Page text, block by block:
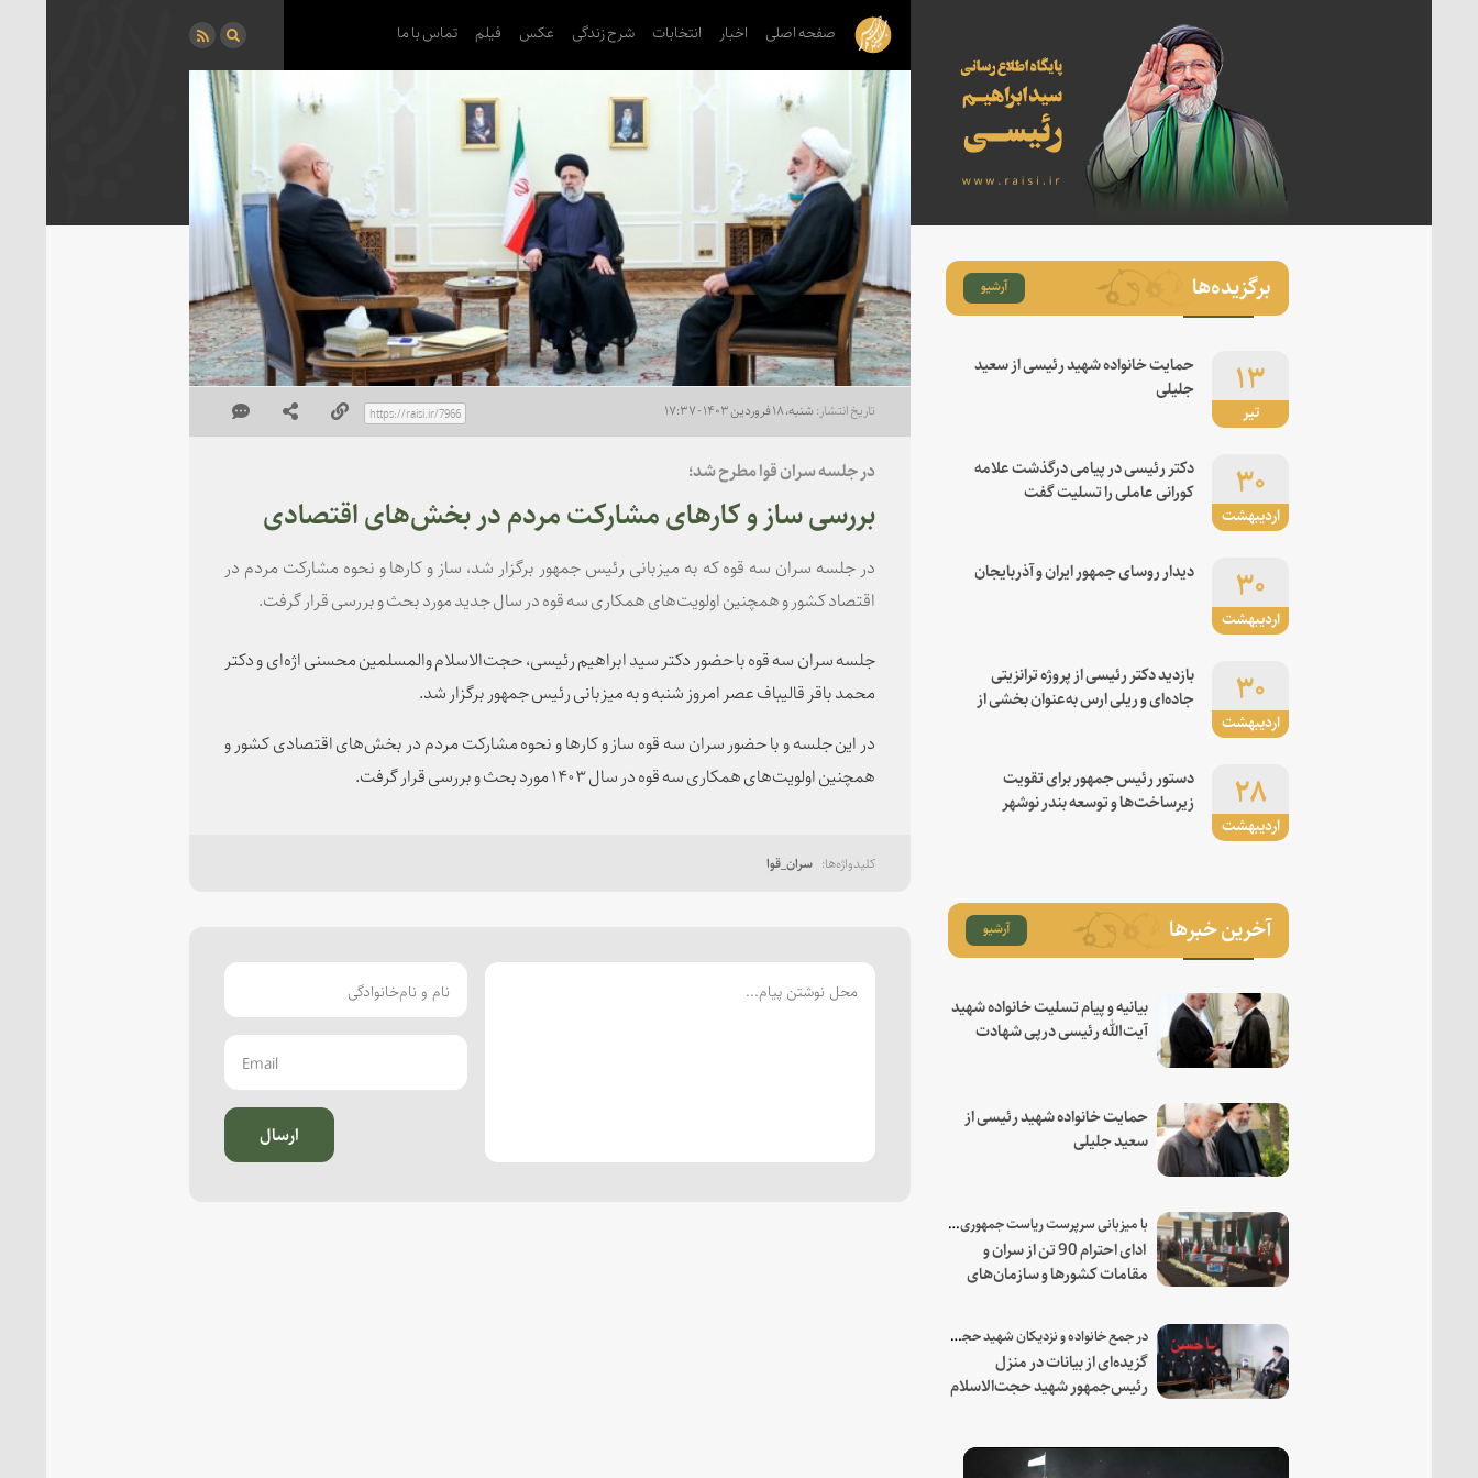
صفحه اصلی اخبار انتخابات شرح زندگی عکس فیلم تماس با ما
شنبه، ۱۸ فروردین ۱۴۰۳ - ۱۷:۳۷
در جلسه سران قوا مطرح شد؛
بررسی ساز و کارهای مشارکت مردم در بخش‌های اقتصادی
در جلسه سران سه قوه که به میزبانی رئیس جمهور برگزار شد، ساز و کارها و نحوه مشارکت مردم در
اقتصاد کشور و همچنین اولویت‌های همکاری سه قوه در سال جدید مورد بحث و بررسی قرار گرفت.
جلسه سران سه قوه با حضور دکتر سید ابراهیم رئیسی، حجت‌الاسلام والمسلمین محسنی اژه‌ای و دکتر
محمد باقر قالیباف عصر امروز شنبه و به میزبانی رئیس جمهور برگزار شد.
در این جلسه و با حضور سران سه قوه ساز و کارها و نحوه مشارکت مردم در بخش‌های اقتصادی کشور و
همچنین اولویت‌های همکاری سه قوه در سال ۱۴۰۳ مورد بحث و بررسی قرار گرفت.
سران_قوا
ارسال
برگزیده‌ها آرشیو
تیر
۱۳
حمایت خانواده شهید رئیسی از سعید
جلیلی
اردیبهشت
۳۰
دکتر رئیسی در پیامی درگذشت علامه
کورانی عاملی را تسلیت گفت
اردیبهشت
۳۰ دیدار روسای جمهور ایران و آذربایجان
اردیبهشت
۳۰
بازدید دکتر رئیسی از پروژه ترانزیتی
جاده‌ای و ریلی ارس به‌عنوان بخشی از
اردیبهشت
۲۸
دستور رئیس جمهور برای تقویت
زیرساخت‌ها و توسعه بندر نوشهر
آخرین خبرها آرشیو
بیانیه و پیام تسلیت خانواده شهید
آیت‌الله رئیسی درپی شهادت
حمایت خانواده شهید رئیسی از
سعید جلیلی
با میزبانی سرپرست ریاست جمهوری صورت گرفت؛
ادای احترام 90 تن از سران و
مقامات کشورها و سازمان‌های
در جمع خانواده و نزدیکان شهید حجت‌الاسلام‌والمسلمین رئیسی:
گزیده‌ای از بیانات در منزل
رئیس‌جمهور شهید حجت‌الاسلام